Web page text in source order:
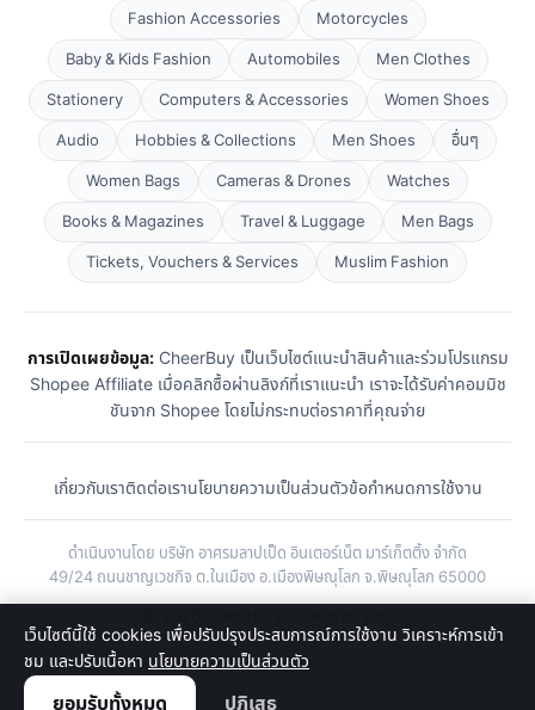
Fashion Accessories
Motorcycles
Baby & Kids Fashion
Automobiles
Men Clothes
Stationery
Computers & Accessories
Women Shoes
Audio
Hobbies & Collections Men Shoes
อื่นๆ
Women Bags
Cameras & Drones
Watches
Books & Magazines
Travel & Luggage
Men Bags
Tickets, Vouchers & Services
Muslim Fashion
การเปิดเผยข้อมูล:CheerBuy เป็นเว็บไซต์แนะนำสินค้าและร่วมโปรแกรม
Shopee Affiliate เมื่อคลิกซื้อผ่านลิงก์ที่เราแนะนำ เราจะได้รับค่าคอมมิช
ชันจาก Shopee โดยไม่กระทบต่อราคาที่คุณจ่าย
เกี่ยวกับเราติดต่อเรานโยบายความเป็นส่วนตัวข้อกำหนดการใช้งาน
ดำเนินงานโดย บริษัท อาศรมลาปเป็ด อินเตอร์เน็ต มาร์เก็ตติ้ง จำกัด
49/24 ถนนชาญเวชกิจ ต.ในเมือง อ.เมืองพิษณุโลก จ.พิษณุโลก 65000
เว็บไซต์นี้ใช้ cookies เพื่อปรับปรุงประสบการณ์การใช้งาน วิเคราะห์การเข้า
ชม และปรับเนื้อหา นโยบายความเป็นส่วนตัว
ยอมรับทั้งหมด ปฏิเสธ